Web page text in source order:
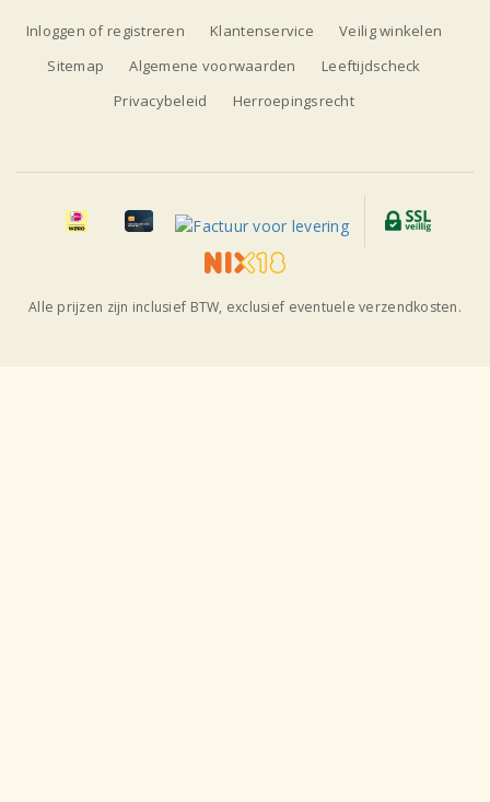
Inloggen of registreren Klantenservice
Veilig winkelen
Sitemap
Algemene voorwaarden
Leeftijdscheck
Privacybeleid
Herroepingsrecht
Alle prijzen zijn inclusief BTW, exclusief eventuele verzendkosten.